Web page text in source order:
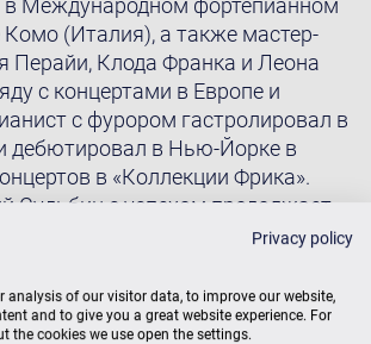
в Международном фортепианном
Комо (Италия), а также мастер-
Перайи, Клода Франка и Леона
с концертами в Европе и
с фурором гастролировал в
дебютировал в Нью-Йорке в
в «Коллекции Фрика».
Судьбин с успехом продолжает
карьеру.
Privacy policy
analysis of our visitor data, to improve our website,
and to give you a great website experience. For
the cookies we use open the settings.